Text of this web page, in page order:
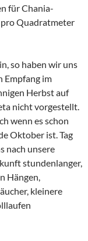
für Chania-
Quadratmeter
so haben wir uns
Empfang im
Herbst auf
nicht vorgestellt.
wenn es schon
Oktober ist. Tag
nach unsere
stundenlanger,
Hängen,
kleinere